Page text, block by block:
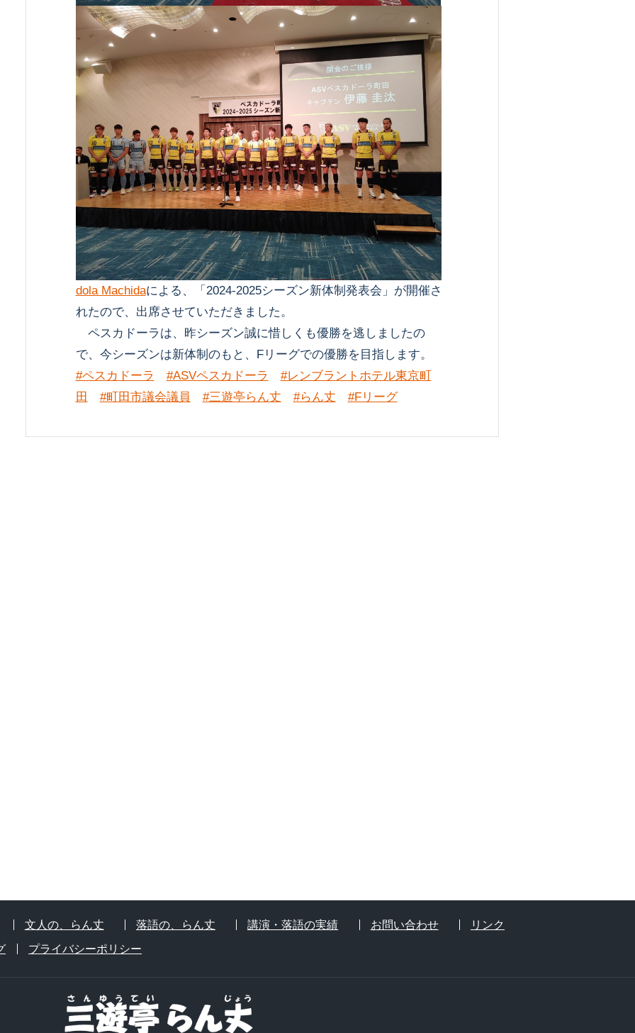
dola Machidaによる、「2024-2025シーズン新体制発表会」が開催さ
れたので、出席させていただきました。
ペスカドーラは、昨シーズン誠に惜しくも優勝を逃しましたの
で、今シーズンは新体制のもと、Fリーグでの優勝を目指します。
#ペスカドーラ
#ASVペスカドーラ
#レンブラントホテル東京町
田
#町田市議会議員 #三遊亭らん丈 #らん丈 #Fリーグ
文人の、らん丈 落語の、らん丈 講演・落語の実績 お問い合わせ
リンク
プライバシーポリシー